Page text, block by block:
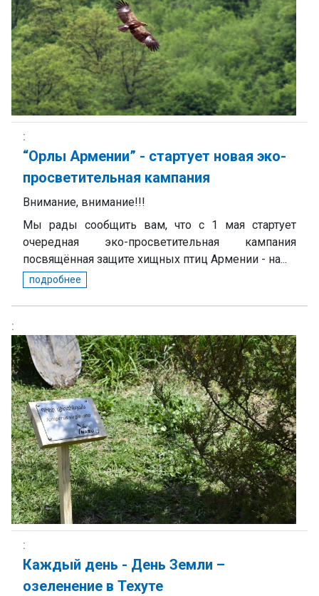
“Орлы Армении” - стартует новая эко-
просветительная кампания
Внимание, внимание!!!
Мы рады сообщить вам, что с 1 мая стартует
очередная эко-просветительная кампания
посвящённая защите хищных птиц Армении - на...
подробнее
Каждый день - День Земли –
озеленение в Техуте